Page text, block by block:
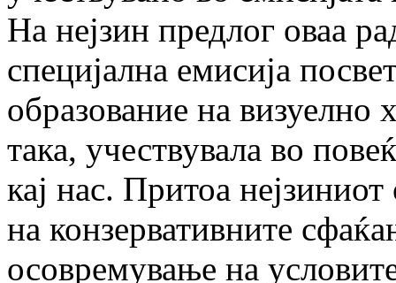
На нејзин предлог оваа
специјална емисија
образование на визуелно
така, учествувала во
кај нас. Притоа
на конзервативните
осовремување на